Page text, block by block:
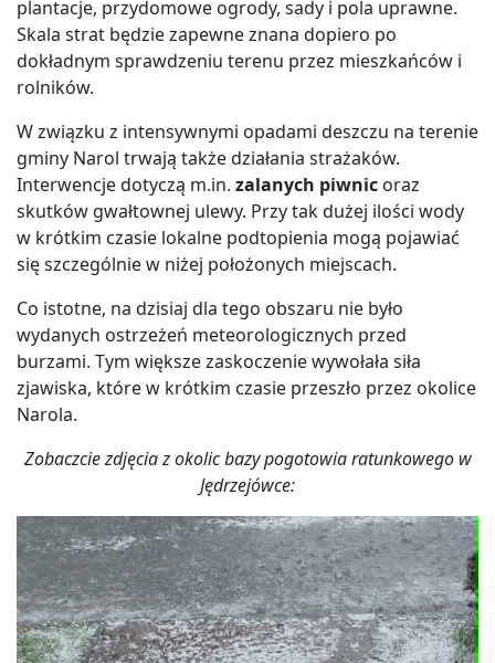
plantacje, przydomowe ogrody, sady i pola uprawne.
Skala strat będzie zapewne znana dopiero po
dokładnym sprawdzeniu terenu przez mieszkańców i
rolników.
W związku z intensywnymi opadami deszczu na terenie
gminy Narol trwają także działania strażaków.
Interwencje dotyczą m.in. zalanych piwnic oraz
skutków gwałtownej ulewy. Przy tak dużej ilości wody
w krótkim czasie lokalne podtopienia mogą pojawiać
się szczególnie w niżej położonych miejscach.
Co istotne, na dzisiaj dla tego obszaru nie było
wydanych ostrzeżeń meteorologicznych przed
burzami. Tym większe zaskoczenie wywołała siła
zjawiska, które w krótkim czasie przeszło przez okolice
Narola.
Zobaczcie zdjęcia z okolic bazy pogotowia ratunkowego w
Jędrzejówce: